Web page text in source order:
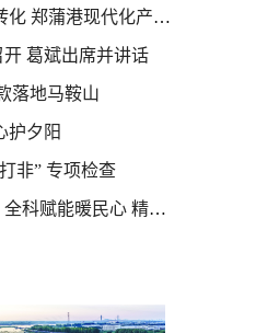
做优孵化服务 加速成果转化 郑蒲港现代化产业孵化园筑巢引凤添动能
葛斌出席并讲话
落地马鞍山
护夕阳
非” 专项检查
博望区丹阳镇丹阳社区：全科赋能暖民心 精准守护“一老一小”